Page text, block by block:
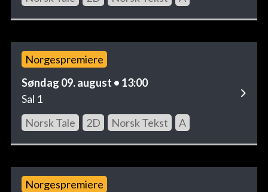
Norgespremiere
Søndag 09. august • 13:00
Sal 1
Norsk Tale
2D Norsk Tekst A
Norgespremiere